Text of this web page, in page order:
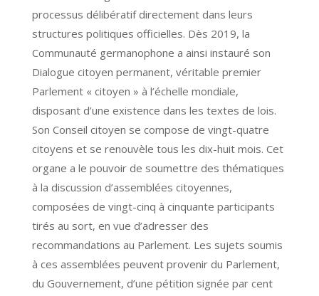
processus délibératif directement dans leurs
structures politiques officielles. Dès 2019, la
Communauté germanophone a ainsi instauré son
Dialogue citoyen permanent, véritable premier
Parlement « citoyen » à l’échelle mondiale,
disposant d’une existence dans les textes de lois.
Son Conseil citoyen se compose de vingt-quatre
citoyens et se renouvèle tous les dix-huit mois. Cet
organe a le pouvoir de soumettre des thématiques
à la discussion d’assemblées citoyennes,
composées de vingt-cinq à cinquante participants
tirés au sort, en vue d’adresser des
recommandations au Parlement. Les sujets soumis
à ces assemblées peuvent provenir du Parlement,
du Gouvernement, d’une pétition signée par cent